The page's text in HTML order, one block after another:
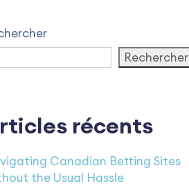
Rechercher
récents
Canadian Betting Sites
the Usual Hassle